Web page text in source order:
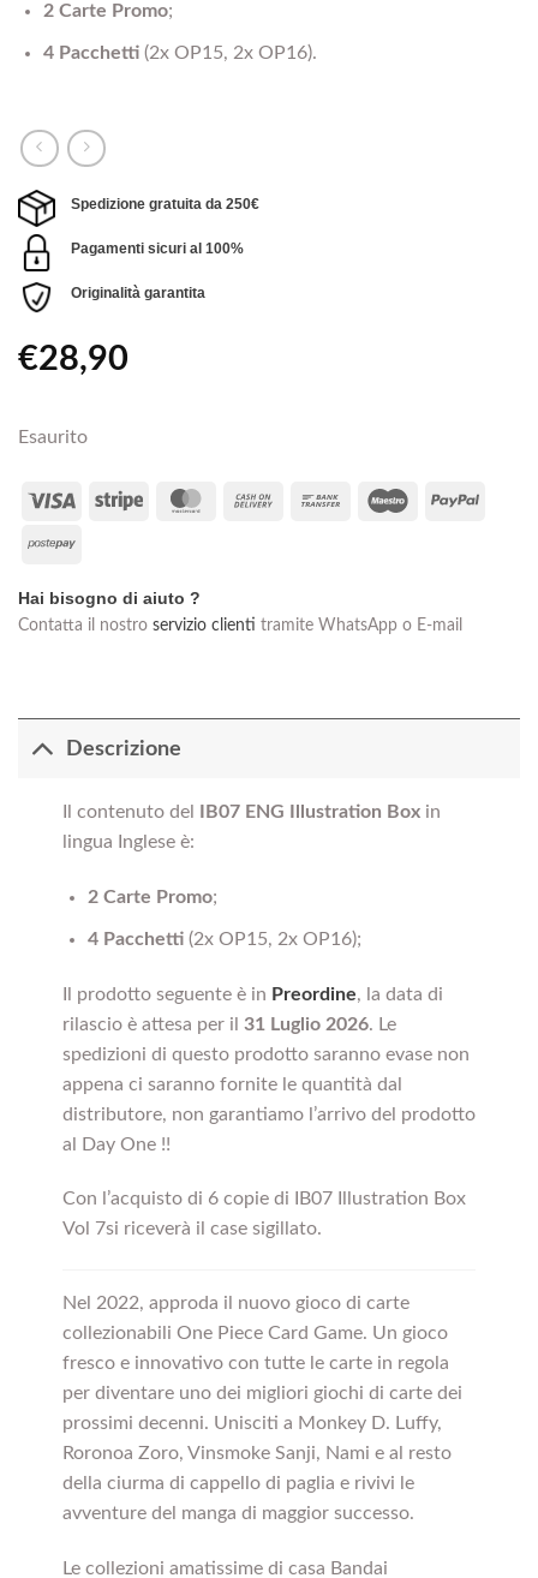
2 Carte Promo;
4 Pacchetti (2x OP15, 2x OP16).
Spedizione gratuita da 250€
Pagamenti sicuri al 100%
Originalità garantita
€28,90
Esaurito
Visa Stripe MasterCard
Cash
Bank
MaestroPayPal
Postepay
Hai bisogno di aiuto ?
Contatta il nostro servizio clienti tramite WhatsApp o E-mail
Descrizione
Il contenuto del IB07 ENG Illustration Boxin
lingua Inglese è:
2 Carte Promo;
4 Pacchetti (2x OP15, 2x OP16);
Il prodotto seguente è in Preordine, la data di
rilascio è attesa per il 31 Luglio 2026. Le
spedizioni di questo prodotto saranno evase non
appena ci saranno fornite le quantità dal
distributore, non garantiamo l’arrivo del prodotto
al Day One !!
Con l’acquisto di 6 copie di IB07 Illustration Box
Vol 7si riceverà il case sigillato.
Nel 2022, approda il nuovo gioco di carte
collezionabili One Piece Card Game. Un gioco
fresco e innovativo con tutte le carte in regola
per diventare uno dei migliori giochi di carte dei
prossimi decenni. Unisciti a Monkey D. Luffy,
Roronoa Zoro, Vinsmoke Sanji, Nami e al resto
della ciurma di cappello di paglia e rivivi le
avventure del manga di maggior successo.
Le collezioni amatissime di casa Bandai